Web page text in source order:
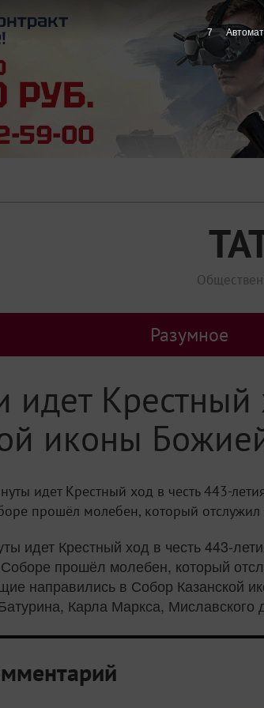
Разумное
идет Крестный
иконы
идет Крестный ход в честь 443-
прошёл молебен, который отслужил
идет Крестный ход в честь 443-
прошёл молебен, который
направились в Собор Казанской
Карла Маркса, Миславского
7